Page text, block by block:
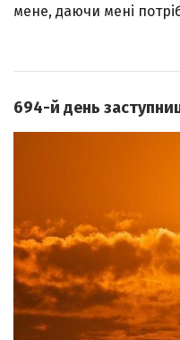
мене, даючи мені
694-й день